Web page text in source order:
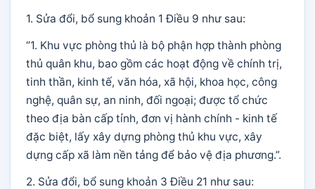
1. Sửa đổi, bổ sung khoản 1 Điều 9 như sau:
“1. Khu vực phòng thủ là bộ phận hợp thành phòng
thủ quân khu, bao gồm các hoạt động về chính trị,
tinh thần, kinh tế, văn hóa, xã hội, khoa học, công
nghệ, quân sự, an ninh, đối ngoại; được tổ chức
theo địa bàn cấp tỉnh, đơn vị hành chính - kinh tế
đặc biệt, lấy xây dựng phòng thủ khu vực, xây
dựng cấp xã làm nền tảng để bảo vệ địa phương.”.
2. Sửa đổi, bổ sung khoản 3 Điều 21 như sau: